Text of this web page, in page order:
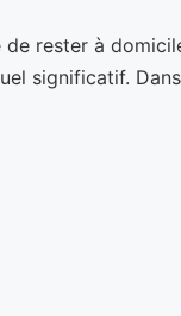
rester à
significatif.